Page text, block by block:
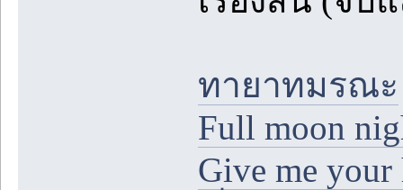
ทายาทมรณะ
Full moon
Give me your